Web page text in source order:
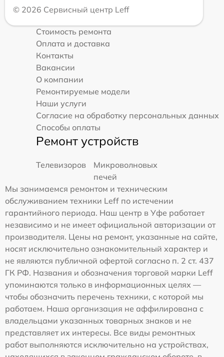
© 2026 Сервисный центр Leff
Стоимость ремонта
Оплата и доставка
Контакты
Вакансии
О компании
Ремонтируемые модели
Наши услуги
Согласие на обработку персональных данных
Способы оплаты
Ремонт устройств
Телевизоров
Микроволновых
печей
Мы занимаемся ремонтом и техническим
обслуживанием техники Leff по истечении
гарантийного периода. Наш центр в Уфе работает
независимо и не имеет официальной авторизации от
производителя. Цены на ремонт, указанные на сайте,
носят исключительно ознакомительный характер и
не являются публичной офертой согласно п. 2 ст. 437
ГК РФ. Названия и обозначения торговой марки Leff
упоминаются только в информационных целях —
чтобы обозначить перечень техники, с которой мы
работаем. Наша организация не аффилирована с
владельцами указанных товарных знаков и не
представляет их интересы. Все виды ремонтных
работ выполняются исключительно на устройствах,